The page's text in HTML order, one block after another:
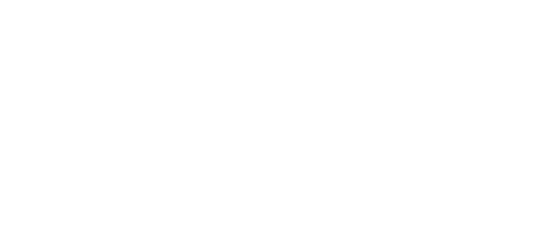
$start))*255)); $color = "hsl($normal, 100%,